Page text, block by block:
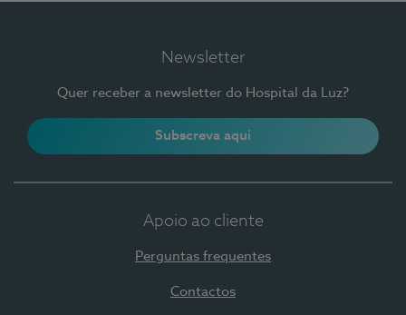
Newsletter
Quer receber a newsletter do Hospital da Luz?
Subscreva aqui
Apoio ao cliente
Perguntas frequentes
Contactos